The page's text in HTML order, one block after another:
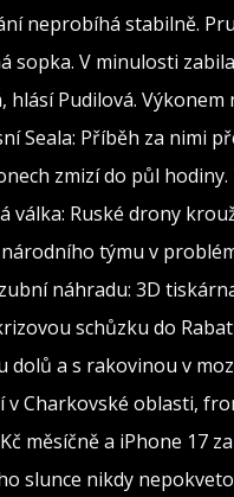
neprobíhá stabilně.
sopka. V minulosti
hlásí Pudilová.
Seala: Příběh za nimi
zmizí do půl
válka: Ruské drony
týmu v
náhradu: 3D
schůzku do
dolů a s rakovinou v
v Charkovské oblasti,
měsíčně a iPhone 17
slunce nikdy